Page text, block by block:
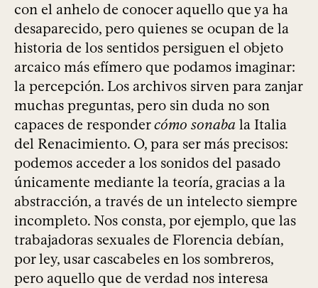
con el anhelo de conocer aquello que ya ha
desaparecido, pero quienes se ocupan de la
historia de los sentidos persiguen el objeto
arcaico más efímero que podamos imaginar:
la percepción. Los archivos sirven para zanjar
muchas preguntas, pero sin duda no son
capaces de respondercómo sonaba la Italia
del Renacimiento. O, para ser más precisos:
podemos acceder a los sonidos del pasado
únicamente mediante la teoría, gracias a la
abstracción, a través de un intelecto siempre
incompleto. Nos consta, por ejemplo, que las
trabajadoras sexuales de Florencia debían,
por ley, usar cascabeles en los sombreros,
pero aquello que de verdad nos interesa